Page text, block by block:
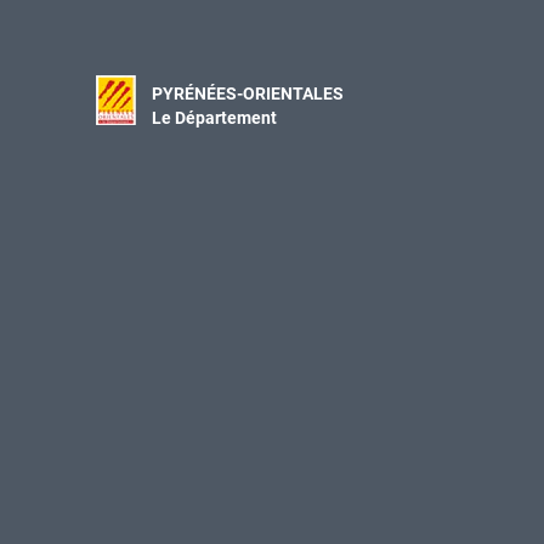
PYRÉNÉES-ORIENTALES
Le Département